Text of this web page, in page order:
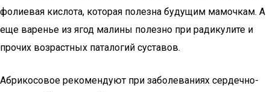
фолиевая кислота, которая полезна будущим мамочкам. А
еще варенье из ягод малины полезно при радикулите и
прочих возрастных паталогий суставов.
Абрикосовое рекомендуют при заболеваниях сердечно-